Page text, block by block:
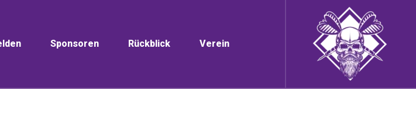
Sponsoren Rückblick Verein